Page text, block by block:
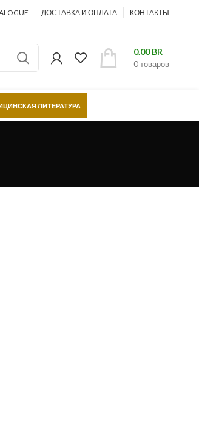
ДОСТАВКА И ОПЛАТА КОНТАКТЫ
0товаров
0.00BR
ЛИТЕРАТУРА